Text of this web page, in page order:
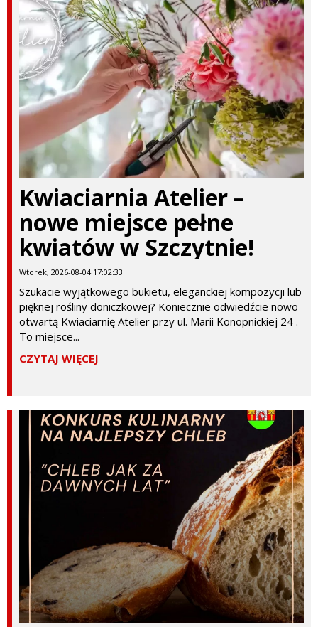
Kwiaciarnia Atelier –
nowe miejsce pełne
kwiatów w Szczytnie!
Wtorek, 2026-08-04 17:02:33
Szukacie wyjątkowego bukietu, eleganckiej kompozycji lub
pięknej rośliny doniczkowej? Koniecznie odwiedźcie nowo
otwartą Kwiaciarnię Atelier przy ul. Marii Konopnickiej 24 .
To miejsce...
CZYTAJ WIĘCEJ